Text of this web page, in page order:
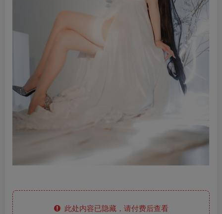
此处内容已隐藏，请付费后查看